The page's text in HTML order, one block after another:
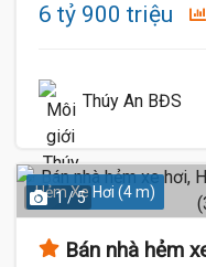
6 tỷ 900 triệu
Thúy An BĐS
Hẻm Xe Hơi (4 m)
1 / 5
Bán nhà hẻm